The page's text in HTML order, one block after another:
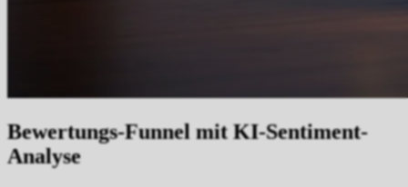
Bewertungs-Funnel mit KI-Sentiment-
Analyse